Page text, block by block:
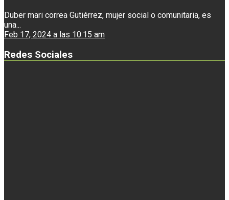
Duber mari correa Gutiérrez, mujer social o comunitaria, es
una...
Feb 17, 2024 a las 10:15 am
Redes Sociales